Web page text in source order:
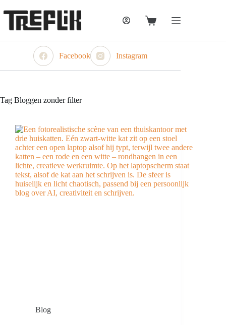
naar
inhoud
Winkelwagen
Facebook Instagram
Tag Bloggen zonder filter
Blog